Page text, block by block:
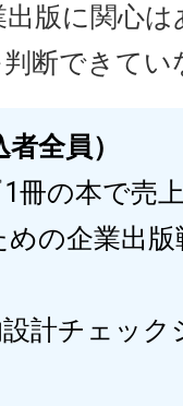
版に関心
断できてい
全員）
冊の本で売
めの企業出
計チェック